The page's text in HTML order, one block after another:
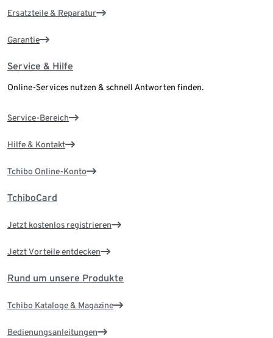
Ersatzteile & Reparatur
Garantie
Service & Hilfe
Online-Services nutzen & schnell Antworten finden.
Service-Bereich
Hilfe & Kontakt
Tchibo Online-Konto
TchiboCard
Jetzt kostenlos registrieren
Jetzt Vorteile entdecken
Rund um unsere Produkte
Tchibo Kataloge & Magazine
Bedienungsanleitungen